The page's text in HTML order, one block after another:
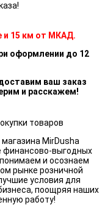
и 15 км от МКАД.
оформлении до 12
ваш заказ
и расскажем!
товаров
MirDusha
финансово-выгодных
и осознаем
рынке розничной
условия для
поощряя наших
работу!